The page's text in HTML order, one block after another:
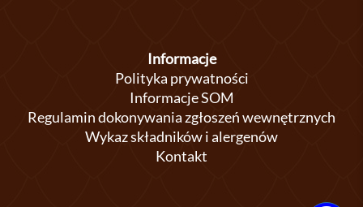
Informacje
Polityka prywatności
Informacje SOM
Regulamin dokonywania zgłoszeń wewnętrznych
Wykaz składników i alergenów
Kontakt